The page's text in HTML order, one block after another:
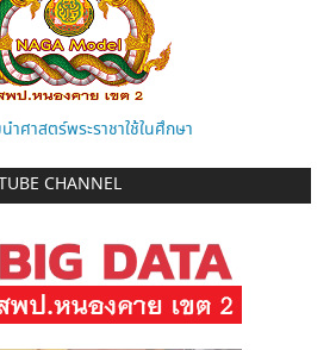
ำศาสตร์พระราชาใช้ในศึกษา
CHANNEL